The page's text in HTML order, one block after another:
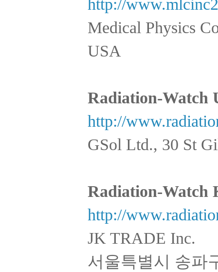
http://
Medical Physics
USA
Radiation-Watch
http://
GSol Ltd., 30 St
Radiation-Watch
http://
JK TRADE Inc.
서울특별시 송파